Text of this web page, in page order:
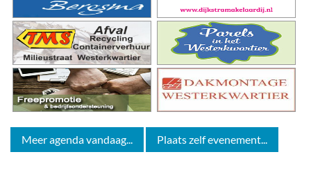
Meer agenda vandaag... Plaats zelf evenement...